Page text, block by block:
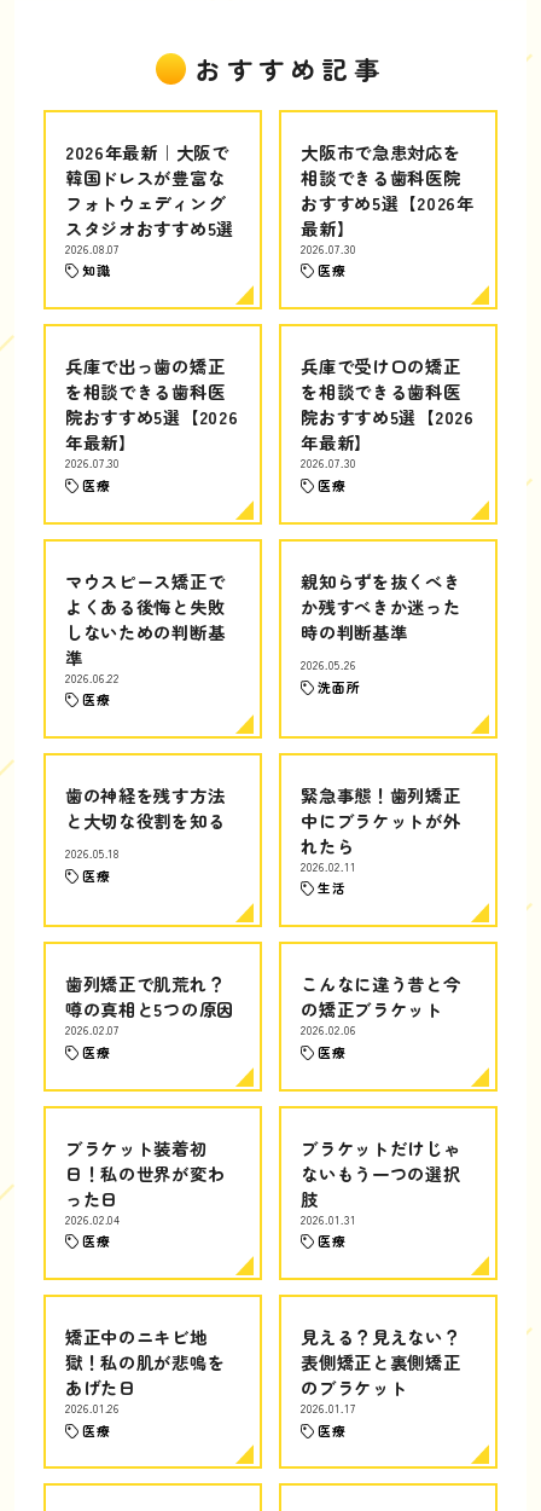
おすすめ記事
2026年最新｜大阪で
韓国ドレスが豊富な
フォトウェディング
スタジオおすすめ5選
2026.08.07
知識
大阪市で急患対応を
相談できる歯科医院
おすすめ5選【2026年
最新】
2026.07.30
医療
兵庫で出っ歯の矯正
を相談できる歯科医
院おすすめ5選【2026
年最新】
2026.07.30
医療
兵庫で受け口の矯正
を相談できる歯科医
院おすすめ5選【2026
年最新】
2026.07.30
医療
マウスピース矯正で
よくある後悔と失敗
しないための判断基
準
2026.06.22
医療
親知らずを抜くべき
か残すべきか迷った
時の判断基準
2026.05.26
洗面所
歯の神経を残す方法
と大切な役割を知る
2026.05.18
医療
緊急事態！歯列矯正
中にブラケットが外
れたら
2026.02.11
生活
歯列矯正で肌荒れ？
噂の真相と5つの原因
2026.02.07
医療
こんなに違う昔と今
の矯正ブラケット
2026.02.06
医療
ブラケット装着初
日！私の世界が変わ
った日
2026.02.04
医療
ブラケットだけじゃ
ないもう一つの選択
肢
2026.01.31
医療
矯正中のニキビ地
獄！私の肌が悲鳴を
あげた日
2026.01.26
医療
見える？見えない？
表側矯正と裏側矯正
のブラケット
2026.01.17
医療